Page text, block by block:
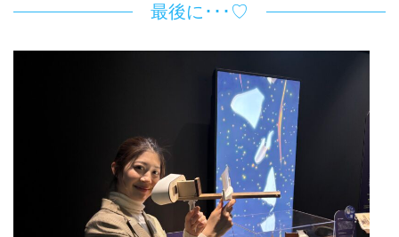
最後に･･･♡